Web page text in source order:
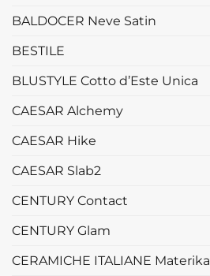
BALDOCER Neve Satin
BESTILE
BLUSTYLE Cotto d’Este Unica
CAESAR Alchemy
CAESAR Hike
CAESAR Slab2
CENTURY Contact
CENTURY Glam
CERAMICHE ITALIANE Materika